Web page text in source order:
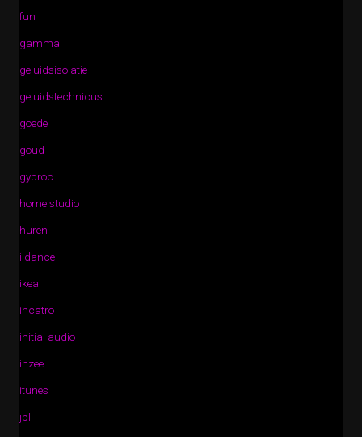
fun
gamma
geluidsisolatie
geluidstechnicus
goede
goud
gyproc
home studio
huren
i dance
ikea
incatro
initial audio
inzee
itunes
jbl